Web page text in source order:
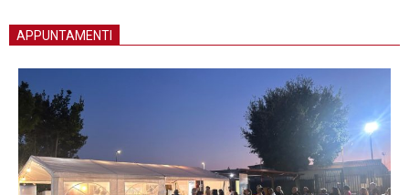
APPUNTAMENTI